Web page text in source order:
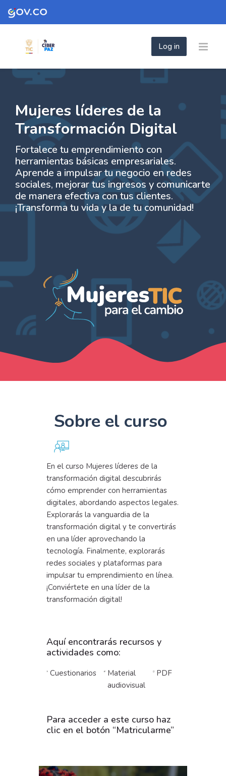
Skip to navigation
Skip to login form
Skip to footer
Skip to main content
Log in
- Mujeres líderes de la
- Mujeres líderes de la Transformación Digital
- Mujeres líderes de la Transformación
Mujeres líderes de la
Transformación Digital
Fortalece tu emprendimiento con
herramientas básicas empresariales.
Aprende a impulsar tu negocio en redes
sociales, mejorar tus ingresos y comunicarte
de manera efectiva con tus clientes.
¡Transforma tu vida y la de tu comunidad!
Sobre el curso
En el curso Mujeres líderes de la
transformación digital descubrirás
cómo emprender con herramientas
digitales, abordando aspectos legales.
Explorarás la vanguardia de la
transformación digital y te convertirás
en una líder aprovechando la
tecnología. Finalmente, explorarás
redes sociales y plataformas para
impulsar tu emprendimiento en línea.
¡Conviértete en una líder de la
transformación digital!
Aquí encontrarás recursos y
actividades como:
Cuestionarios
Material
audiovisual
PDF
Para acceder a este curso haz
clic en el botón “Matricularme”